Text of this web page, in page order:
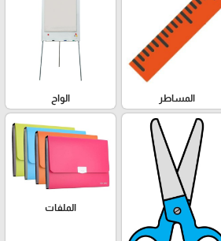
المساطر الواح
الملفات